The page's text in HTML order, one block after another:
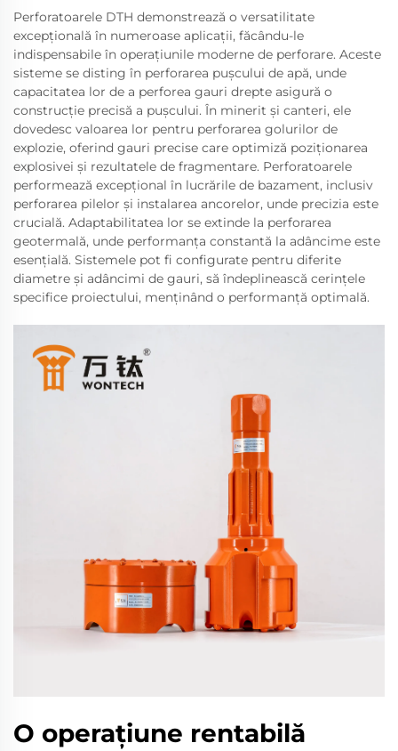
Perforatoarele DTH demonstrează o versatilitate
excepțională în numeroase aplicații, făcându-le
indispensabile în operațiunile moderne de perforare. Aceste
sisteme se disting în perforarea pușcului de apă, unde
capacitatea lor de a perforea gauri drepte asigură o
construcție precisă a pușcului. În minerit și canteri, ele
dovedesc valoarea lor pentru perforarea golurilor de
explozie, oferind gauri precise care optimiză poziționarea
explosivei și rezultatele de fragmentare. Perforatoarele
performează excepțional în lucrările de bazament, inclusiv
perforarea pilelor și instalarea ancorelor, unde precizia este
crucială. Adaptabilitatea lor se extinde la perforarea
geotermală, unde performanța constantă la adâncime este
esențială. Sistemele pot fi configurate pentru diferite
diametre și adâncimi de gauri, să îndeplinească cerințele
specifice proiectului, menținând o performanță optimală.
O operaţiune rentabilă